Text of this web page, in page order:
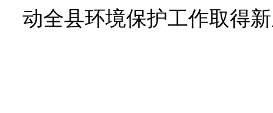
动全县环境保护工作取得